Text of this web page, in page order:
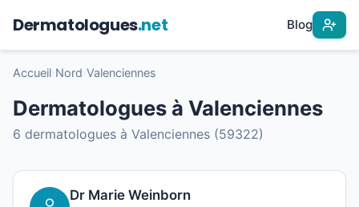
Dermatologues.net Blog
Accueil Nord Valenciennes
Dermatologues à Valenciennes
6 dermatologues à Valenciennes (59322)
Dr Marie Weinborn